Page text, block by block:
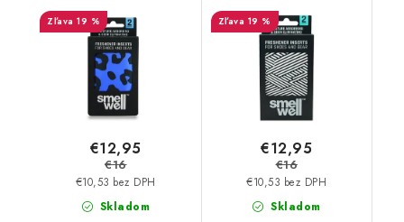
Leopard Blue
19 %
Skladom
€10,53 bez DPH
€12,95
€16
White Stripes
19 %
Skladom
€10,53 bez DPH
€12,95
€16